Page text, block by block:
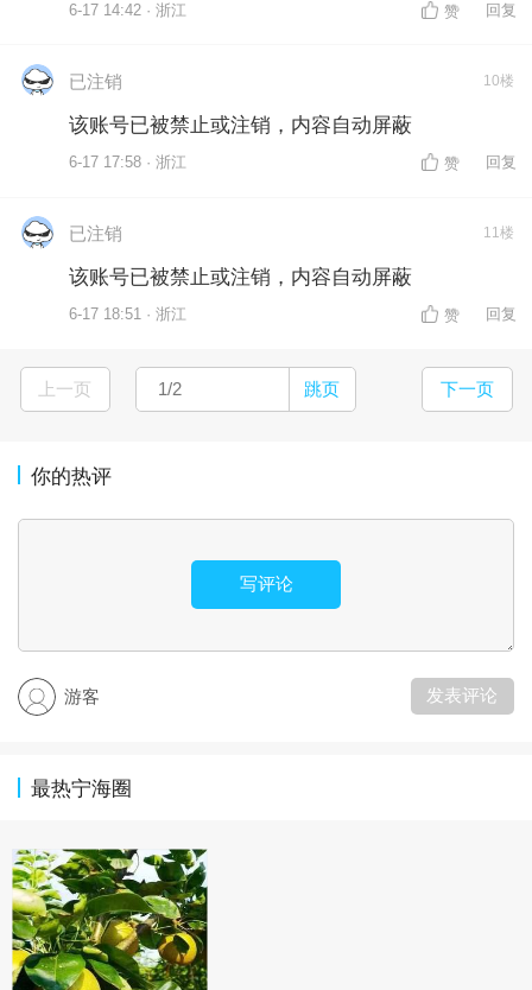
6-17 14:42 · 浙江 赞 回复
已注销 10楼
该账号已被禁止或注销，内容自动屏蔽
6-17 17:58 · 浙江 赞 回复
已注销 11楼
该账号已被禁止或注销，内容自动屏蔽
6-17 18:51 · 浙江 赞 回复
上一页 跳页 下一页
你的热评
写评论
游客 发表评论
最热宁海圈